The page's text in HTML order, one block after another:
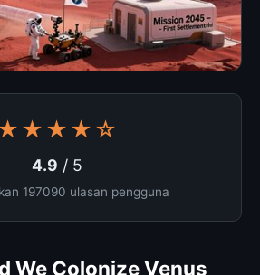
4.9 / 5
197090 ulasan pengguna
We Colonize Venus